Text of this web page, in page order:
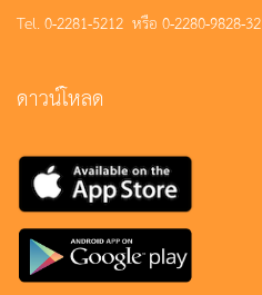
Tel. 0-2281-5212 หรือ 0-2280-9828-32
ดาวน์โหลด